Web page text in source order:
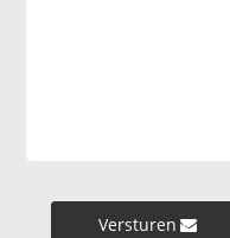
Versturen »